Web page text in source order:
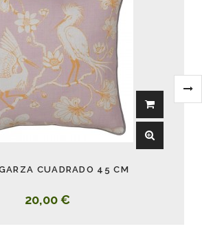
CUADRADO 45 CM
20,00 €